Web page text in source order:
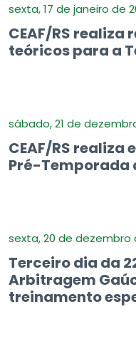
sexta, 17 de janeiro de
CEAF/RS realiza
teóricos para a
sábado, 21 de
CEAF/RS realiza
Pré-Temporada
sexta, 20 de dezembro
Terceiro dia da
Arbitragem
treinamento